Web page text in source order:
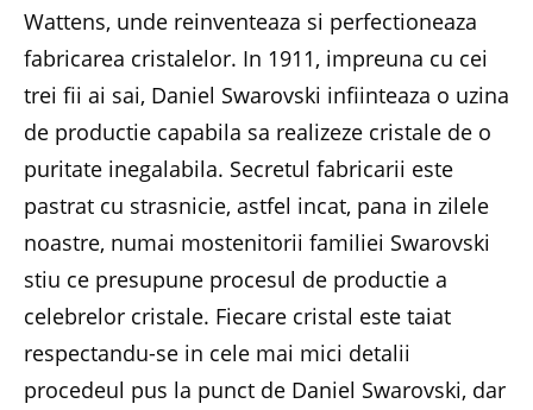
Wattens, unde reinventeaza si perfectioneaza
fabricarea cristalelor. In 1911, impreuna cu cei
trei fii ai sai, Daniel Swarovski infiinteaza o uzina
de productie capabila sa realizeze cristale de o
puritate inegalabila. Secretul fabricarii este
pastrat cu strasnicie, astfel incat, pana in zilele
noastre, numai mostenitorii familiei Swarovski
stiu ce presupune procesul de productie a
celebrelor cristale. Fiecare cristal este taiat
respectandu-se in cele mai mici detalii
procedeul pus la punct de Daniel Swarovski, dar